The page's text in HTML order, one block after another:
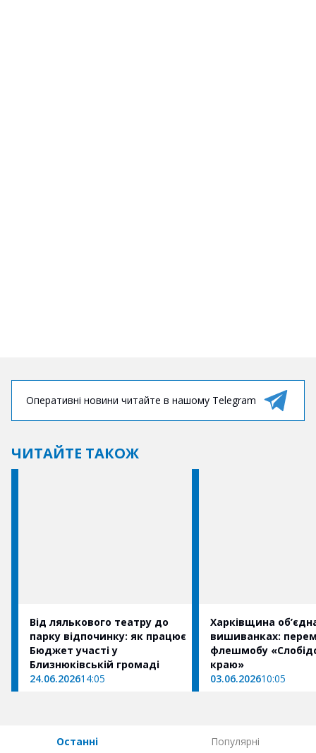
Оперативні новини читайте в нашому Telegram
ЧИТАЙТЕ ТАКОЖ
Від лялькового театру до
парку відпочинку: як працює
Бюджет участі у
Близнюківській громаді
24.06.202614:05
Харківщина
вишиванках:
флешмобу
краю»
03.06.202610:05
Останні Популярні